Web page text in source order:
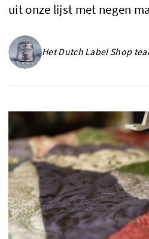
uit onze lijst met negen
Het Dutch Label Shop